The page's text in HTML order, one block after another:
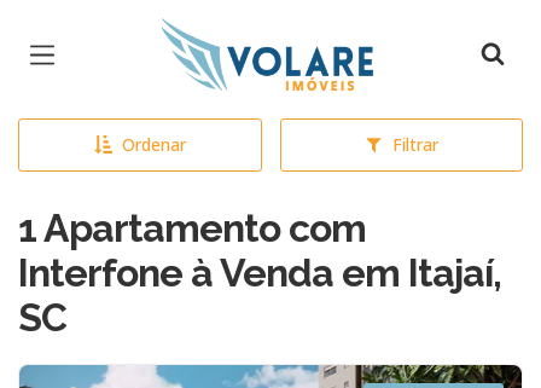
Página inicial
Ordenar Filtrar
1 Apartamento com
Interfone à Venda em Itajaí,
SC